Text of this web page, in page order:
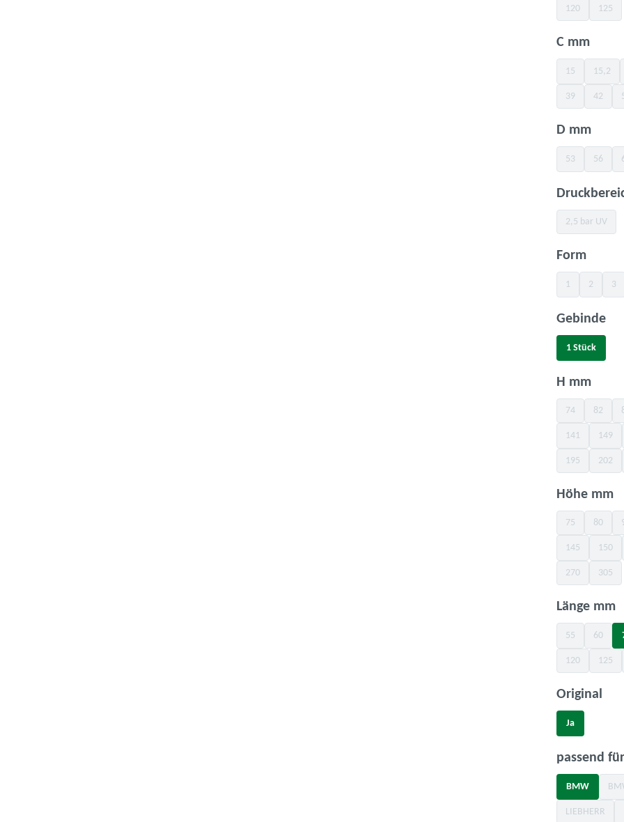
120
(Diese Option
125
C mm
15
(Diese Option
15,2
39(Diese Option
42(Diese
D mm
53(Diese Option
56(Diese
2,5 bar UV
(Diese
Form
1(Diese Option
2(Diese3
Gebinde
1 Stück
H mm
74(Diese Option
82(Diese
141(Diese Option
149
195(Diese Option
202
Höhe mm
75(Diese Option
80(Diese
145(Diese Option
150
270(Diese Option
305
Länge mm
55(Diese Option
60(Diese
120
(Diese Option
125
Original
Ja
passend
BMW
LIEBHERR
(Diese